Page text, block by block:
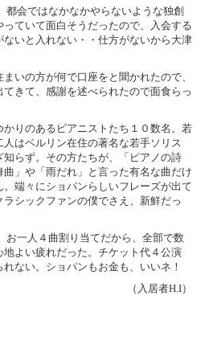
会ではなかなかやらないような独創
ていて面白そうだったので、入会する
ないと入れない・・仕方がないから大津
いの方が何で口座をと聞かれたので、
きて、感謝を述べられたので面食らっ
りのあるピアニストたち１０数名。若
はベルリン在住の著名な若手ソリス
らず。その方たちが、「ピアノの詩
」や「雨だれ」と言った有名な曲だけ
端々にショパンらしいフレーズが出て
シックファンの僕でさえ、新鮮だっ
お一人４曲割り当てだから、全部で数
よい疲れだった。チケット代４公演
ない。ショパンもお金も、いいネ！
（入居者H.I）